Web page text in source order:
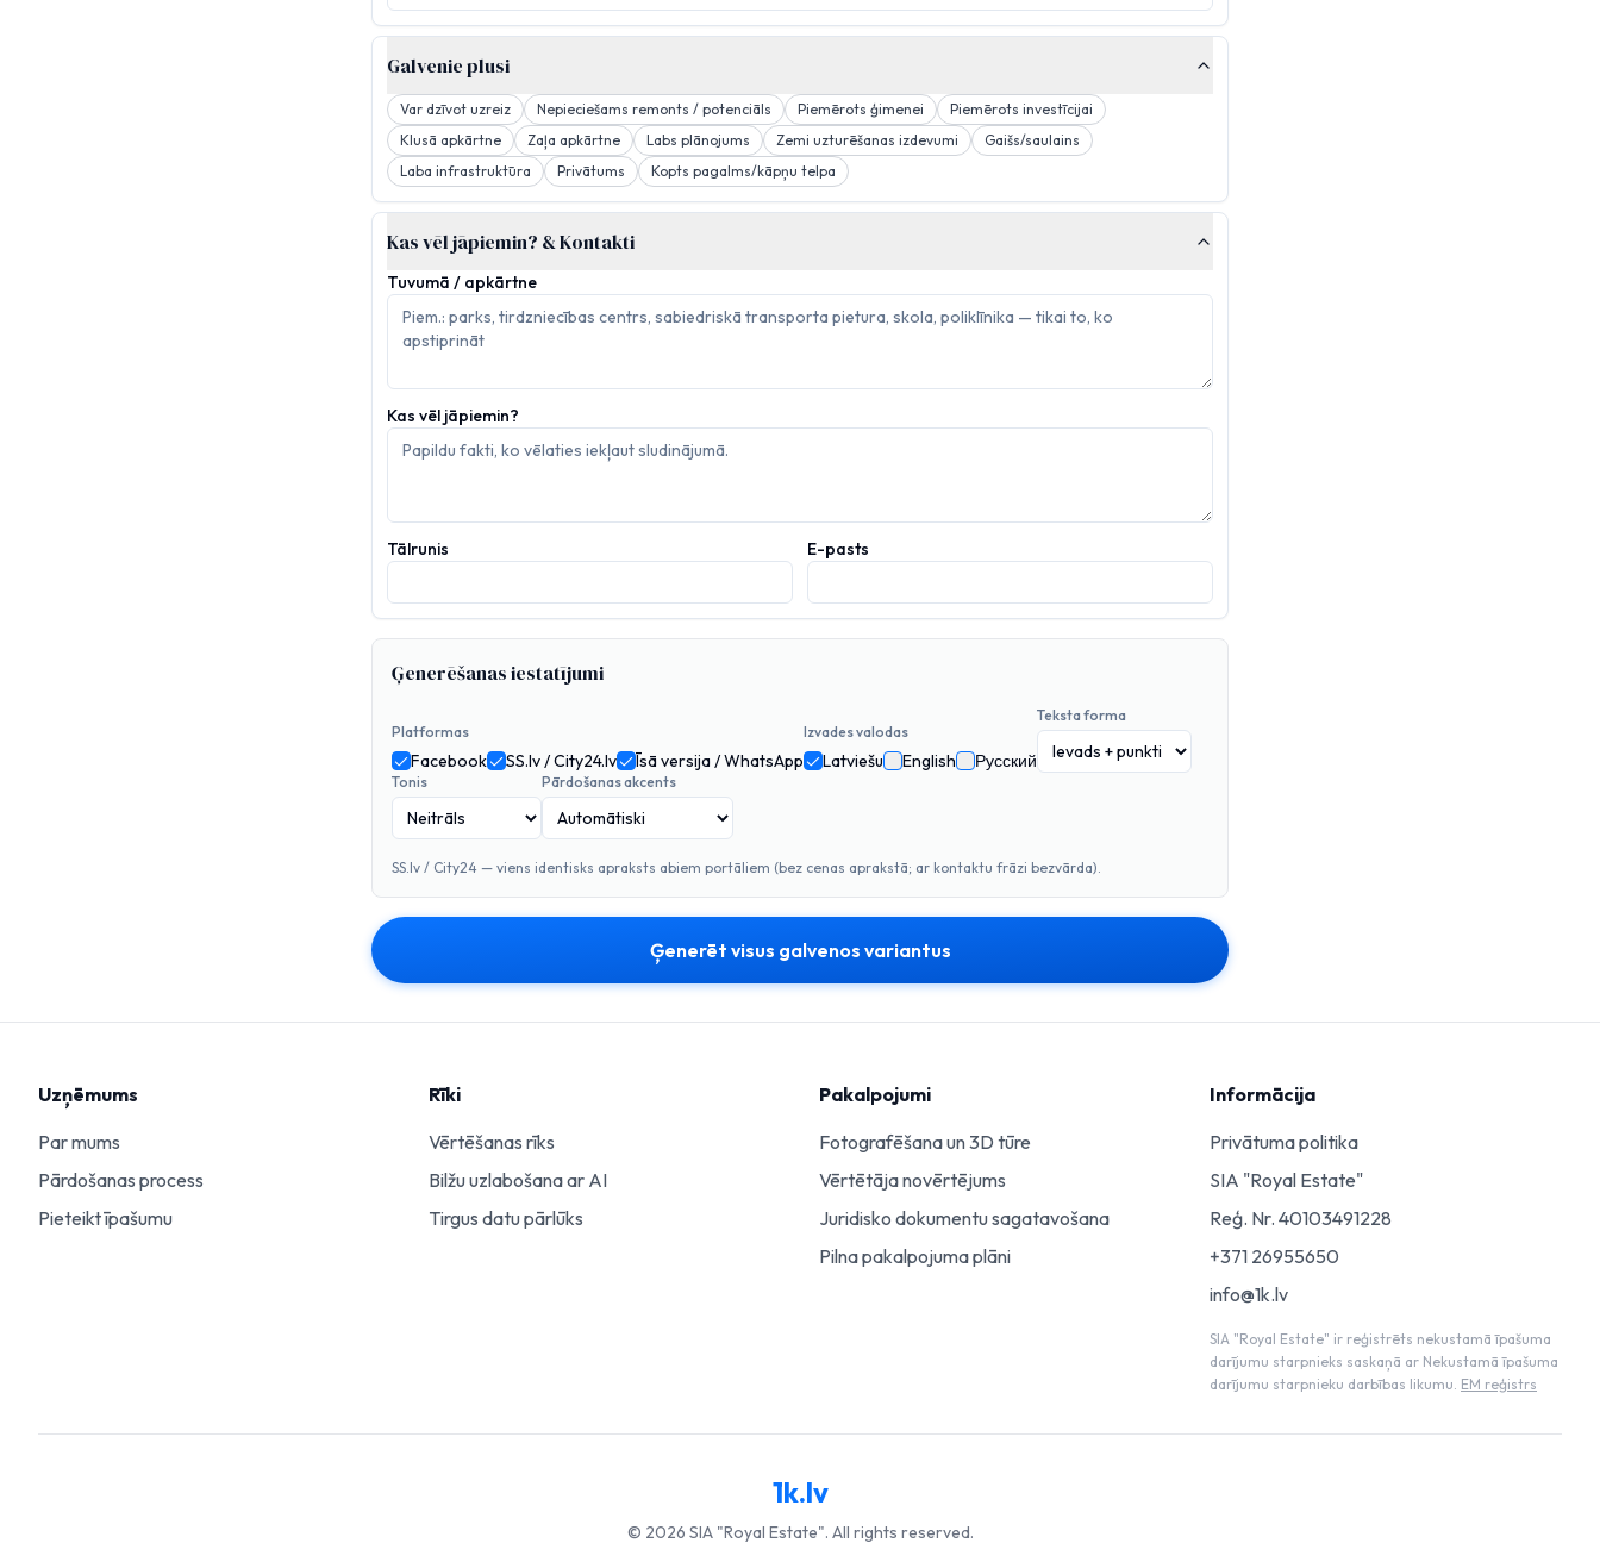
Galvenie plusi
Var dzīvot uzreiz Nepieciešams remonts / potenciāls Piemērots ģimenei
Piemērots investīcijai
Klusā apkārtne
Zaļa apkārtne Labs plānojums Zemi uzturēšanas izdevumi
Gaišs/saulains
Laba infrastruktūra
Privātums Kopts pagalms/kāpņu telpa
Kas vēl jāpiemin? &Kontakti
Tuvumā / apkārtne
Kas vēl jāpiemin?
Tālrunis E-pasts
Ģenerēšanas iestatījumi
Platformas
Facebook SS.lv / City24.lv Īsā versija / WhatsApp
Izvades valodas
Latviešu English Русский
Teksta forma
Tonis Pārdošanas akcents
SS.lv / City24 — viens identisks apraksts abiem portāliem (bez cenas aprakstā; ar kontaktu frāzi bezvārda).
Ģenerēt visus galvenos variantus
Uzņēmums
Par mums
Pārdošanas process
Pieteikt īpašumu
Rīki
Vērtēšanas rīks
Bilžu uzlabošana ar AI
Tirgus datu pārlūks
Pakalpojumi
Fotografēšana un 3D tūre
Vērtētāja novērtējums
Juridisko dokumentu sagatavošana
Pilna pakalpojuma plāni
Informācija
Privātuma politika
SIA "Royal Estate"
Reģ. Nr. 40103491228
+371 26955650
info@1k.lv
SIA "Royal Estate" ir reģistrēts nekustamā īpašuma
darījumu starpnieks saskaņā ar Nekustamā īpašuma
darījumu starpnieku darbības likumu. EM reģistrs
1k.lv
© 2026 SIA "Royal Estate". All rights reserved.